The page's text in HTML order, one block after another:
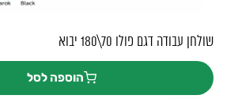
שולחן עבודה דגם פולו 70\180 יבוא
הוספה לסל